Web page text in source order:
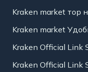
Kraken market тор
Kraken market
Kraken Official Link
Kraken Official Link